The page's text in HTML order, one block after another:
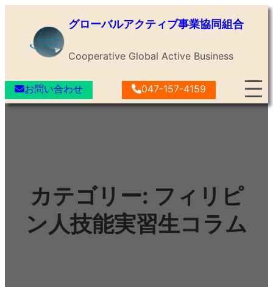
キ
ッ
グローバルアクティブ事業協同組合
Cooperative Global Active Business
お問い合わせ 047-157-4159
カテゴリー: フィリピ
ン人技能実習生コラム